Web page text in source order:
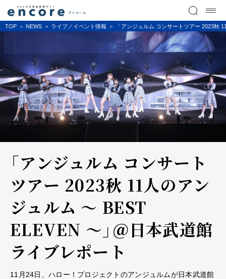
TOP NEWS ライブ／イベント情報 「アンジュルム コンサートツアー 2023
「アンジュルム コンサート
ツアー 2023秋 11人のアン
ジュルム ～ BEST
ELEVEN ～」＠日本武道館――
ライブレポート
11月24日、ハロー！プロジェクトのアンジュルムが日本武道館